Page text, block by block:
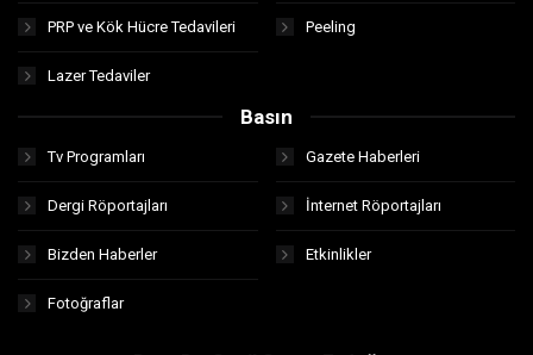
PRP ve Kök Hücre Tedavileri Peeling
Lazer Tedaviler
Basın
Tv Programları Gazete Haberleri
Dergi Röportajları İnternet Röportajları
Bizden Haberler Etkinlikler
Fotoğraflar